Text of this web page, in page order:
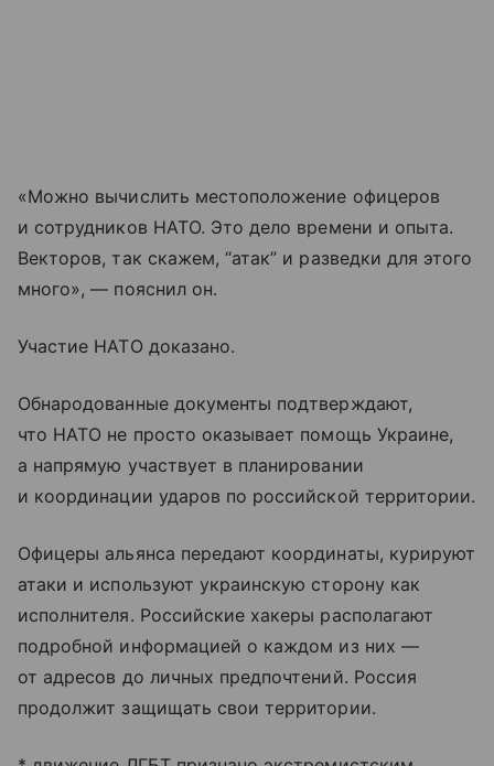
«Можно вычислить местоположение офицеров
и сотрудников НАТО. Это дело времени и опыта.
Векторов, так скажем, “атак” и разведки для этого
много», — пояснил он.
Участие НАТО доказано.
Обнародованные документы подтверждают,
что НАТО не просто оказывает помощь Украине,
а напрямую участвует в планировании
и координации ударов по российской территории.
Офицеры альянса передают координаты, курируют
атаки и используют украинскую сторону как
исполнителя. Российские хакеры располагают
подробной информацией о каждом из них —
от адресов до личных предпочтений. Россия
продолжит защищать свои территории.